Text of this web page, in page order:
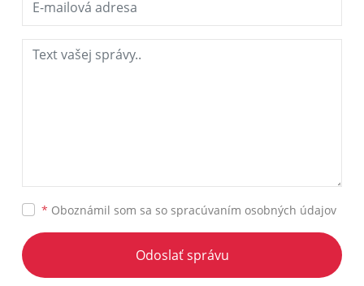
* Oboznámil som sa so spracúvaním osobných údajov
Odoslať správu